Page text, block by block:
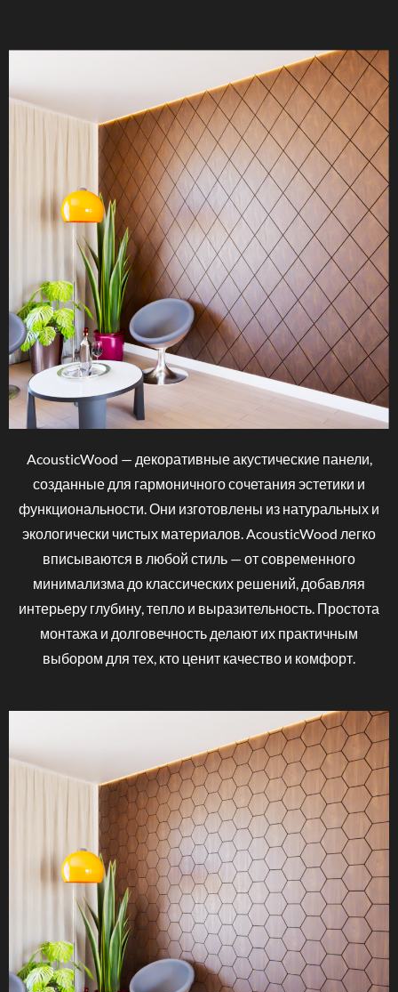
AcousticWood — декоративныеакустические панели,
созданные для гармоничногосочетания эстетики и
функциональности.Они изготовлены из натуральных и
экологически чистых материалов.AcousticWood легко
вписываются в любой стиль — отсовременного
минимализма до классических решений, добавляя
интерьеру глубину,тепло и выразительность. Простота
монтажа и долговечность делают их практичным
выбором для тех, кто ценит качество и комфорт.